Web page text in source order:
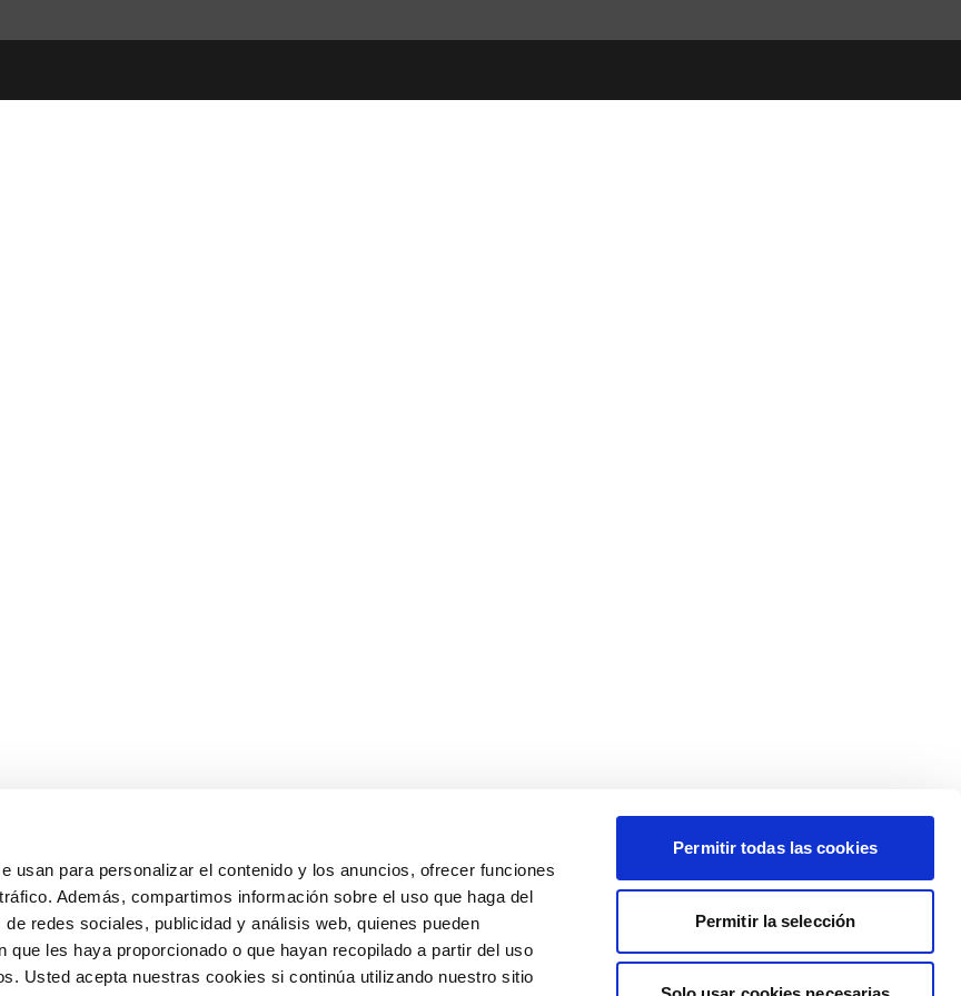
usan para personalizar el contenido y los anuncios, ofrecer funciones
Además, compartimos información sobre el uso que haga del
redes sociales, publicidad y análisis web, quienes pueden
que les haya proporcionado o que hayan recopilado a partir del uso
Usted acepta nuestras cookies si continúa utilizando nuestro sitio
Permitir todas las cookies
Permitir la selección